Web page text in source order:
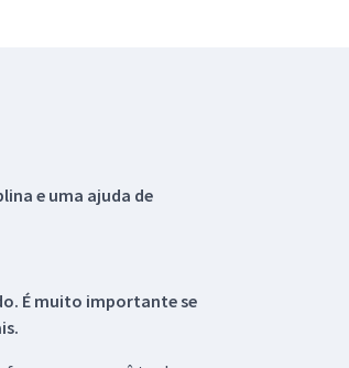
e uma ajuda de
É muito importante se